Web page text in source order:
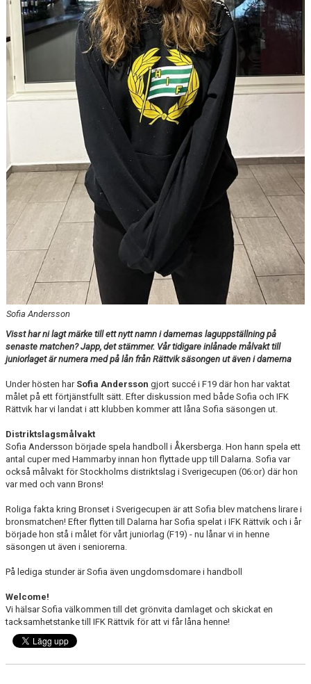
TABELL
Sofia Andersson
Visst har ni lagt märke till ett nytt namn i damernas laguppställning på
senaste matchen? Japp, det stämmer. Vår tidigare inlånade målvakt till
juniorlaget är numera med på lån från Rättvik säsongen ut även i damerna
Under hösten har Sofia Andersson gjort succé i F19 där hon har vaktat
målet på ett förtjänstfullt sätt. Efter diskussion med både Sofia och IFK
Rättvik har vi landat i att klubben kommer att låna Sofia säsongen ut.
Distriktslagsmålvakt
Sofia Andersson började spela handboll i Åkersberga. Hon hann spela ett
antal cuper med Hammarby innan hon flyttade upp till Dalarna. Sofia var
också målvakt för Stockholms distriktslag i Sverigecupen (06:or) där hon
var med och vann Brons!
Roliga fakta kring Bronset i Sverigecupen är att Sofia blev matchens lirare i
bronsmatchen! Efter flytten till Dalarna har Sofia spelat i IFK Rättvik och i år
började hon stå i målet för vårt juniorlag (F19) - nu lånar vi in henne
säsongen ut även i seniorerna.
På lediga stunder är Sofia även ungdomsdomare i handboll
Welcome!
Vi hälsar Sofia välkommen till det grönvita damlaget och skickat en
tacksamhetstanke till IFK Rättvik för att vi får låna henne!